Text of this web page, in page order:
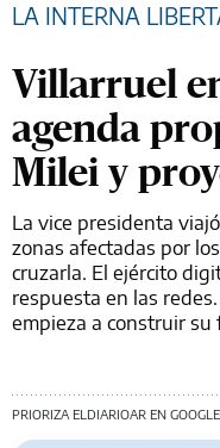
LA INTERNA
Villarruel
agenda
Milei y
La vice presidenta
zonas afectadas por
cruzarla. El ejército
respuesta en las
empieza a construir
PRIORIZA ELDIARIOAR EN GOOGLE